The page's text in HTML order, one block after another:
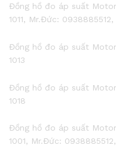
Đồng hồ đo áp suất
1011, Mr.Đức:
Đồng hồ đo áp suất
1013
Đồng hồ đo áp suất
1018
Đồng hồ đo áp suất
1001, Mr.Đức: